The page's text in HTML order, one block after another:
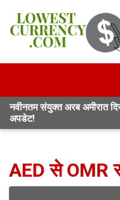
नवीनतम संयुक्त अरब अमीरात
अपडेट!
AED से OMR